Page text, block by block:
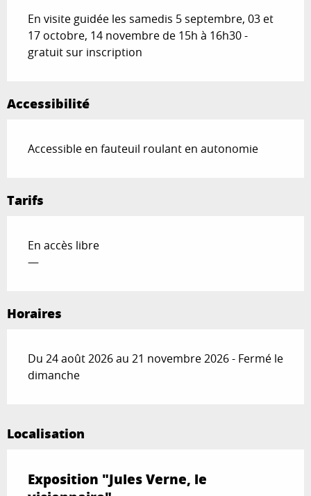
En visite guidée les samedis 5 septembre, 03 et
17 octobre, 14 novembre de 15h à 16h30 -
gratuit sur inscription
Accessibilité
Accessible en fauteuil roulant en autonomie
Tarifs
En accès libre
—
Horaires
Du 24 août 2026 au 21 novembre 2026 - Fermé le
dimanche
Localisation
Exposition "Jules Verne, le